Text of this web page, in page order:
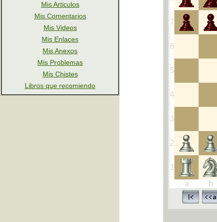
Mis Articulos
Mis Comentarios
Mis Videos
Mis Enlaces
Mis Anexos
Mis Problemas
Mis Chistes
Libros que recomiendo